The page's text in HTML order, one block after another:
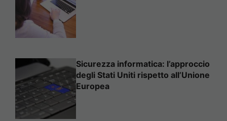
Sicurezza informatica: l’approccio
degli Stati Uniti rispetto all’Unione
Europea